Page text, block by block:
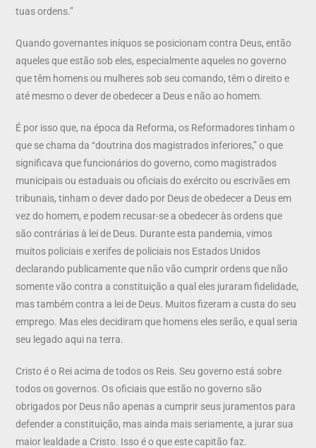
tuas ordens.”
Quando governantes iníquos se posicionam contra Deus, então
aqueles que estão sob eles, especialmente aqueles no governo
que têm homens ou mulheres sob seu comando, têm o direito e
até mesmo o dever de obedecer a Deus e não ao homem.
É por isso que, na época da Reforma, os Reformadores tinham o
que se chama da “doutrina dos magistrados inferiores,” o que
significava que funcionários do governo, como magistrados
municipais ou estaduais ou oficiais do exército ou escrivães em
tribunais, tinham o dever dado por Deus de obedecer a Deus em
vez do homem, e podem recusar-se a obedecer às ordens que
são contrárias à lei de Deus. Durante esta pandemia, vimos
muitos policiais e xerifes de policiais nos Estados Unidos
declarando publicamente que não vão cumprir ordens que não
somente vão contra a constituição a qual eles juraram fidelidade,
mas também contra a lei de Deus. Muitos fizeram a custa do seu
emprego. Mas eles decidiram que homens eles serão, e qual seria
seu legado aqui na terra.
Cristo é o Rei acima de todos os Reis. Seu governo está sobre
todos os governos. Os oficiais que estão no governo são
obrigados por Deus não apenas a cumprir seus juramentos para
defender a constituição, mas ainda mais seriamente, a jurar sua
maior lealdade a Cristo. Isso é o que este capitão faz.